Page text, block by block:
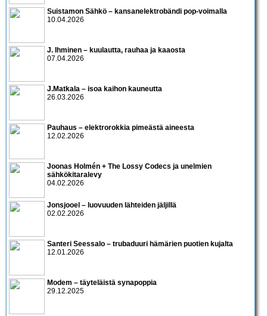
Suistamon Sähkö – kansanelektrobändi pop-voimalla
10.04.2026
J. Ihminen – kuulautta, rauhaa ja kaaosta
07.04.2026
J.Matkala – isoa kaihon kauneutta
26.03.2026
Pauhaus – elektrorokkia pimeästä aineesta
12.02.2026
Joonas Holmén + The Lossy Codecs ja unelmien
sähkökitaralevy
04.02.2026
Jonsjooel – luovuuden lähteiden jäljillä
02.02.2026
Santeri Seessalo – trubaduuri hämärien puotien kujalta
12.01.2026
Modem – täyteläistä synapoppia
29.12.2025